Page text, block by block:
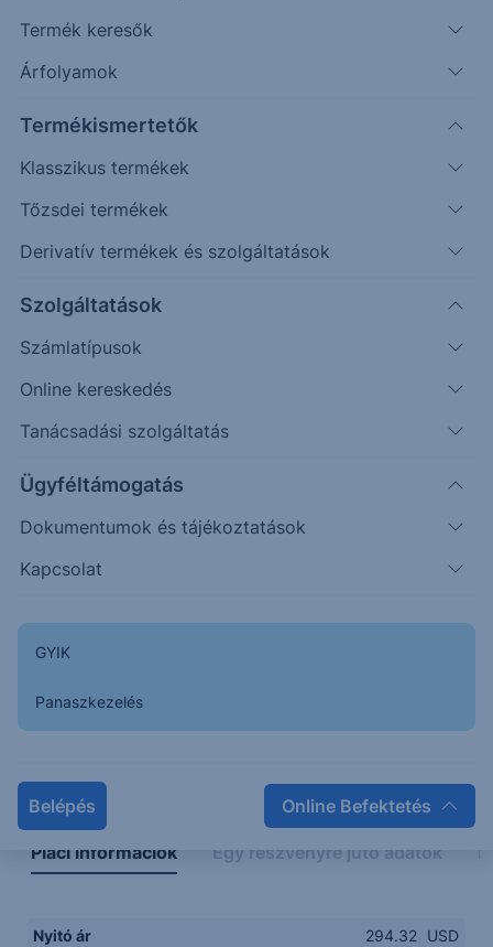
Termék keresők
Árfolyamok
Termékismertetők
Klasszikus termékek
Tőzsdei termékek
Derivatív termékek és szolgáltatások
Szolgáltatások
Számlatípusok
Online kereskedés
Tanácsadási szolgáltatás
Ügyféltámogatás
Dokumentumok és tájékoztatások
Kapcsolat
GYIK
Panaszkezelés
Belépés Online Befektetés
További információk kérése
291.00
292.00
293.00
295.00
296.00
Napon belüli Historikus
Piaci információk Egy részvényre jutó adatok
Nyitó ár 294.32 USD